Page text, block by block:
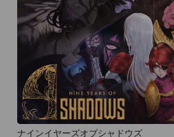
ナインイヤーズオブシャドウズ